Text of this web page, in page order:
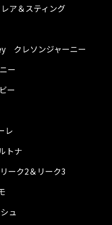
ア＆スティング
クレソンジャーニー
ー
ー
レ
トナ
ーク2＆リーク3
ュ